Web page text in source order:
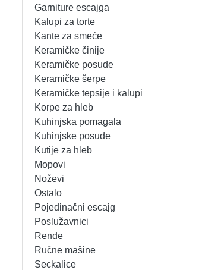
MULTI STAJLERI
NUTRI PRACTIC
OSTALO ELEC
PANELNE GREJALICE
PEGLE
PEGLE ZA KOSU
PIZZA PEKAČI
PODNE VAGE
REŠOI
OSTALO
POJEDINAČNI ESCAJG
POSLUŽAVNICI
RENDE
RUČNE MAŠINE
SECKALICE
ŠERPE
SERVERI
SETOVI ŠERPI
Garniture escajga
Kalupi za torte
Kante za smeće
Keramičke činije
Keramičke posude
Keramičke šerpe
Keramičke tepsije i kalupi
Korpe za hleb
Kuhinjska pomagala
Kuhinjske posude
Kutije za hleb
Mopovi
Noževi
Ostalo
Pojedinačni escajg
Poslužavnici
Rende
Ručne mašine
Seckalice